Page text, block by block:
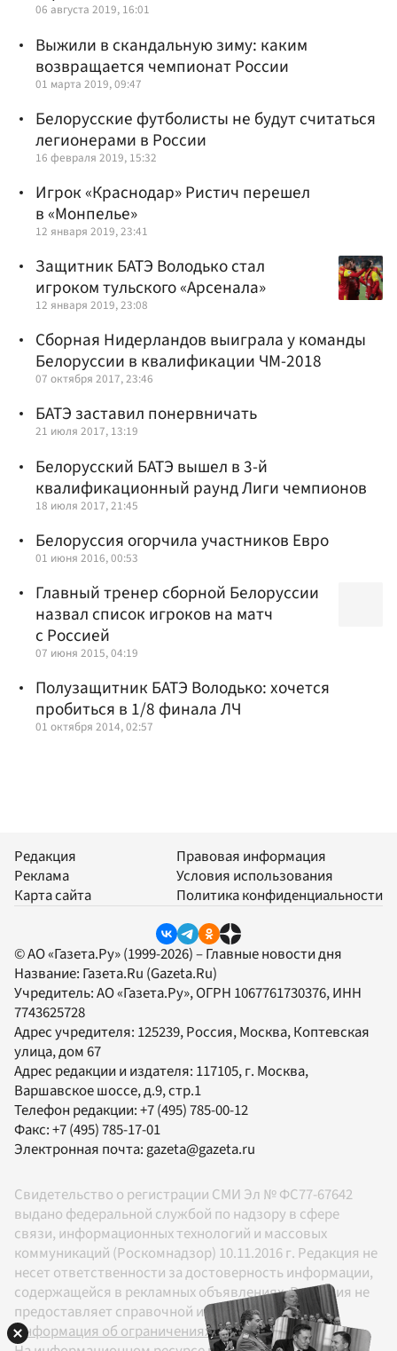
06 августа 2019, 16:01
Выжили в скандальную зиму: каким
возвращается чемпионат России
01 марта 2019, 09:47
Белорусские футболисты не будут считаться
легионерами в России
16 февраля 2019, 15:32
Игрок «Краснодар» Ристич перешел
в «Монпелье»
12 января 2019, 23:41
Защитник БАТЭ Володько стал
игроком тульского «Арсенала»
12 января 2019, 23:08
Сборная Нидерландов выиграла у команды
Белоруссии в квалификации ЧМ-2018
07 октября 2017, 23:46
БАТЭ заставил понервничать
21 июля 2017, 13:19
Белорусский БАТЭ вышел в 3-й
квалификационный раунд Лиги чемпионов
18 июля 2017, 21:45
Белоруссия огорчила участников Евро
01 июня 2016, 00:53
Главный тренер сборной Белоруссии
назвал список игроков на матч
с Россией
07 июня 2015, 04:19
Полузащитник БАТЭ Володько: хочется
пробиться в 1/8 финала ЛЧ
01 октября 2014, 02:57
Редакция
Реклама
Карта сайта
Правовая информация
Условия использования
Политика конфиденциальности
© АО «Газета.Ру» (1999-2026) – Главные новости дня
Название: Газета.Ru (Gazeta.Ru)
Учредитель:АО «Газета.Ру», ОГРН 1067761730376, ИНН
7743625728
Адрес учредителя: 125239, Россия, Москва, Коптевская
улица, дом 67
Адрес редакции и издателя: 117105, г. Москва,
Варшавское шоссе, д.9, стр.1
Телефон редакции:+7 (495) 785-00-12
Факс:+7 (495) 785-17-01
Электронная почта:gazeta@gazeta.ru
Свидетельство о регистрации СМИ Эл № ФС77-67642
выдано федеральной службой по надзору в сфере
связи, информационных технологий и массовых
коммуникаций (Роскомнадзор) 10.11.2016 г. Редакция не
несет ответственности за достоверность информации,
содержащейся в рекламных объявлениях. Редакция не
предоставляет справочной информации.
Информация об ограничениях